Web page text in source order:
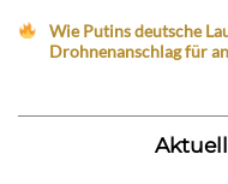
Wie Putins deutsche
Drohnenanschlag für